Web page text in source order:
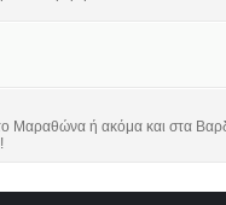
Μαραθώνα ή ακόμα και στα